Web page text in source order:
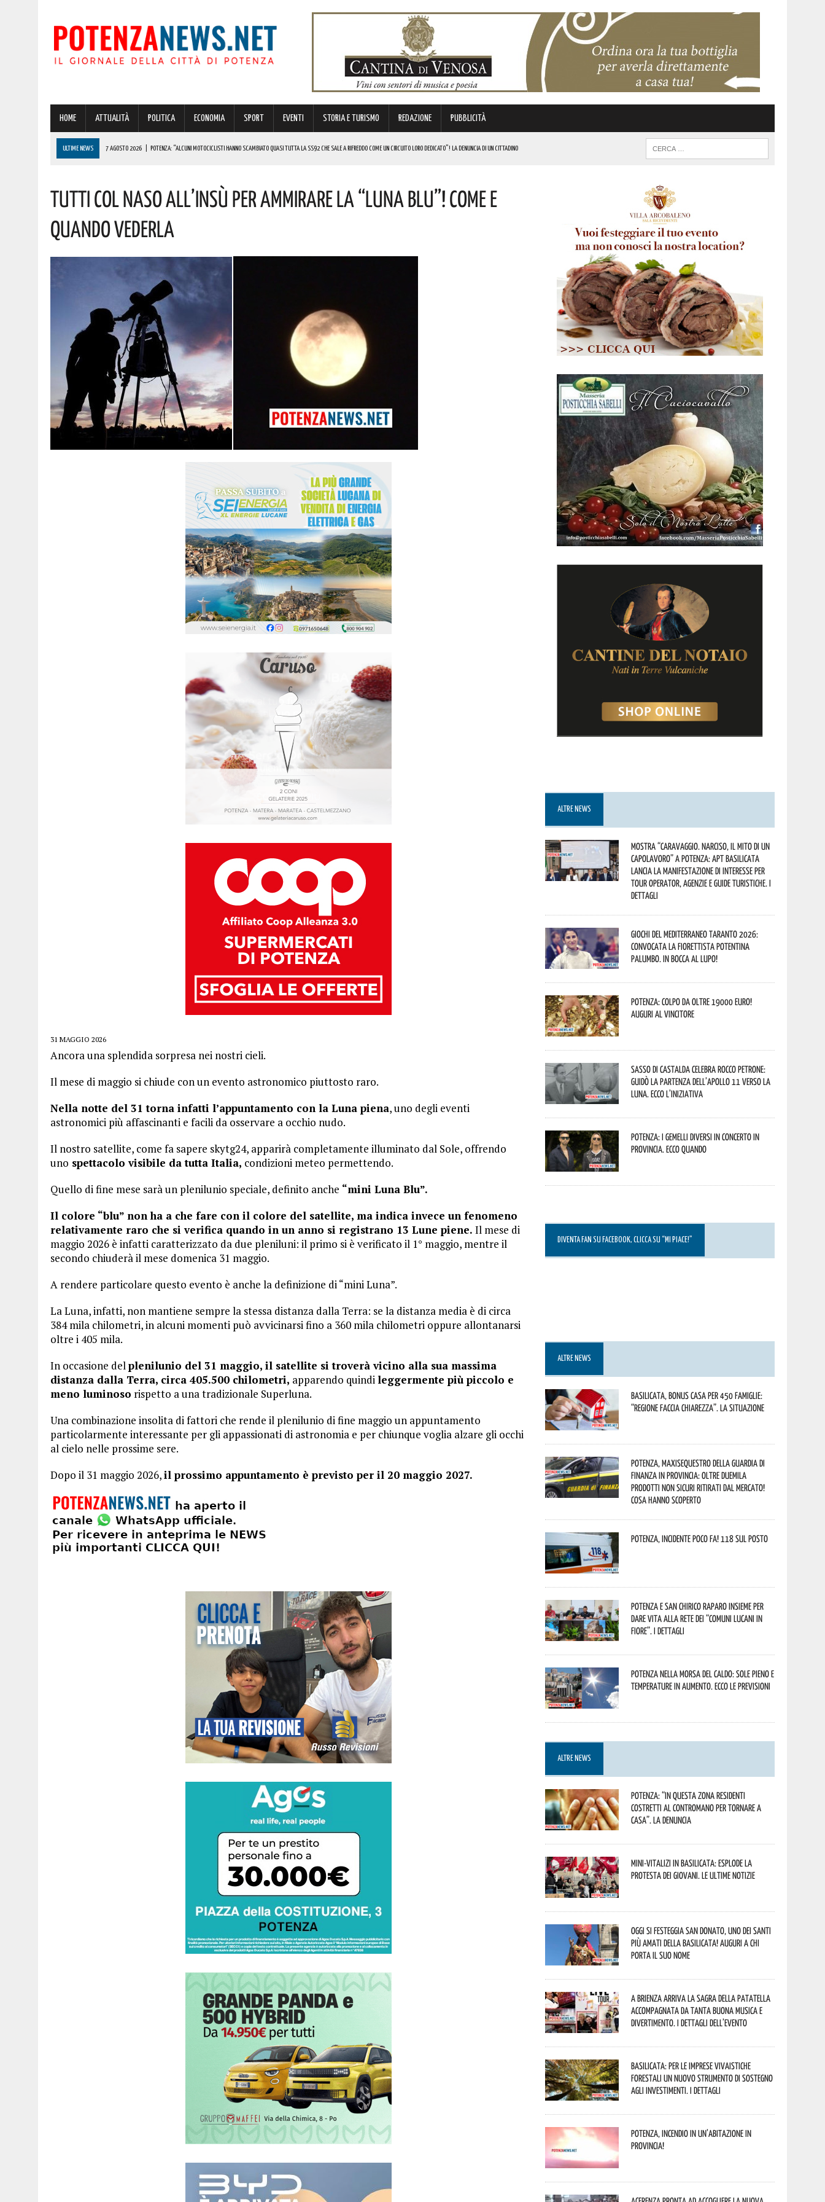
HOME ATTUALITÀ POLITICA ECONOMIA SPORT EVENTI STORIA E TURISMO REDAZIONE PUBBLICITÀ
ULTIME NEWS 7 AGOSTO 2026 POTENZA: “ALCUNI MOTOCICLISTI HANNO SCAMBIATO QUASI TUTTA LA SS92 CHE SALE A RIFREDDO COME UN CIRCUITO LORO DEDICATO”! LA DENUNCIA DI UN CITTADINO
A CARBONE SPICCA IL TARTUFO BIANCO: COSÌ L’ALSIA LANCIA UN AVVISO PUBBLICO PER VALORIZZARLO RIVOLTO A GRAFICI, DESIGNER PROFESSIONISTI E STUDENTI. I DETTAGLI
7 AGOSTO 2026 DALLA REGIONE VIA LIBERA ALLA REALIZZAZIONE A PICERNO E MELFI DI SISTEMI DI ACCUMULO DI ENERGIA ELETTRICA A BATTERIE. I DETTAGLI
7 AGOSTO 2026 | BENZINA ANNACQUATA E GASOLIO SPORCO, UN IMPIANTO SU CINQUE NON È IN REGOLA: “IL PROBLEMA RIGUARDA L’INTERO TERRITORIO NAZIONALE”! I DETTAGLI
Tutti Col Naso All’insù Per Ammirare La “Luna Blu”! Come E
Quando Vederla
31 MAGGIO 2026
Ancora una splendida sorpresa nei nostri cieli.
Il mese di maggio si chiude con un evento astronomico piuttosto raro.
Nella notte del 31 torna infatti l’appuntamento con la Luna piena, uno degli eventi
astronomici più affascinanti e facili da osservare a occhio nudo.
Il nostro satellite, come fa sapere skytg24, apparirà completamente illuminato dal Sole, offrendo
uno spettacolo visibile da tutta Italia, condizioni meteo permettendo.
Quello di fine mese sarà un plenilunio speciale, definito anche “mini Luna Blu”.
Il colore “blu” non ha a che fare con il colore del satellite, ma indica invece un fenomeno
relativamente raro che si verifica quando in un anno si registrano 13 Lune piene. Il mese di
maggio 2026 è infatti caratterizzato da due pleniluni: il primo si è verificato il 1° maggio, mentre il
secondo chiuderà il mese domenica 31 maggio.
A rendere particolare questo evento è anche la definizione di “mini Luna”.
La Luna, infatti, non mantiene sempre la stessa distanza dalla Terra: se la distanza media è di circa
384 mila chilometri, in alcuni momenti può avvicinarsi fino a 360 mila chilometri oppure allontanarsi
oltre i 405 mila.
In occasione delplenilunio del 31 maggio, il satellite si troverà vicino alla sua massima
distanza dalla Terra, circa 405.500 chilometri, apparendo quindileggermente più piccolo e
meno luminoso rispetto a una tradizionale Superluna.
Una combinazione insolita di fattori che rende il plenilunio di fine maggio un appuntamento
particolarmente interessante per gli appassionati di astronomia e per chiunque voglia alzare gli occhi
al cielo nelle prossime sere.
Dopo il 31 maggio 2026,il prossimo appuntamento è previsto per il 20 maggio 2027.
ALTRE NEWS
Mostra “Caravaggio. Narciso, il mito di un
capolavoro” a Potenza: APT Basilicata
lancia la manifestazione di interesse per
Tour Operator, Agenzie e Guide Turistiche. I
dettagli
Giochi del Mediterraneo Taranto 2026:
convocata la fiorettista potentina
Palumbo. In bocca al lupo!
Potenza: colpo da oltre 19000 Euro!
Auguri al vincitore
Sasso di Castalda celebra Rocco Petrone:
guidò la partenza dell’Apollo 11 verso la
Luna. Ecco l’iniziativa
Potenza: i Gemelli DiVersi in concerto in
provincia. Ecco quando
DIVENTA FAN SU FACEBOOK, CLICCA SU “MI PIACE!”
ALTRE NEWS
Basilicata, Bonus casa per 450 famiglie:
“Regione faccia chiarezza”. La situazione
Potenza, maxisequestro della Guardia di
Finanza in provincia: oltre duemila
prodotti non sicuri ritirati dal mercato!
Cosa hanno scoperto
Potenza, incidente poco fa! 118 sul posto
Potenza e San Chirico Raparo insieme per
dare vita alla rete dei “Comuni Lucani in
Fiore”. I dettagli
Potenza nella morsa del caldo: sole pieno e
temperature in aumento. Ecco le previsioni
ALTRE NEWS
Potenza: “In questa zona residenti
costretti al contromano per tornare a
casa”. La denuncia
Mini-vitalizi in Basilicata: esplode la
protesta dei giovani. Le ultime notizie
Oggi si festeggia San Donato, uno dei Santi
più amati della Basilicata! Auguri a chi
porta il suo nome
A Brienza arriva la Sagra della Patatella
accompagnata da tanta buona musica e
divertimento. I dettagli dell’evento
Basilicata: per le imprese vivaistiche
forestali un nuovo strumento di sostegno
agli investimenti. I dettagli
Potenza, incendio in un’abitazione in
provincia!